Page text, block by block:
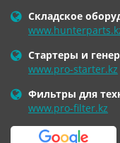
Складское
Стартеры и
www.pro-starter.kz
Фильтры для
www.pro-filter.kz